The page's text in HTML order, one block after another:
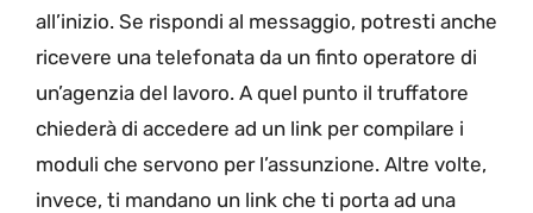
all’inizio. Se rispondi al messaggio, potresti anche
ricevere una telefonata da un finto operatore di
un’agenzia del lavoro. A quel punto il truffatore
chiederà di accedere ad un link per compilare i
moduli che servono per l’assunzione. Altre volte,
invece, ti mandano un link che ti porta ad una